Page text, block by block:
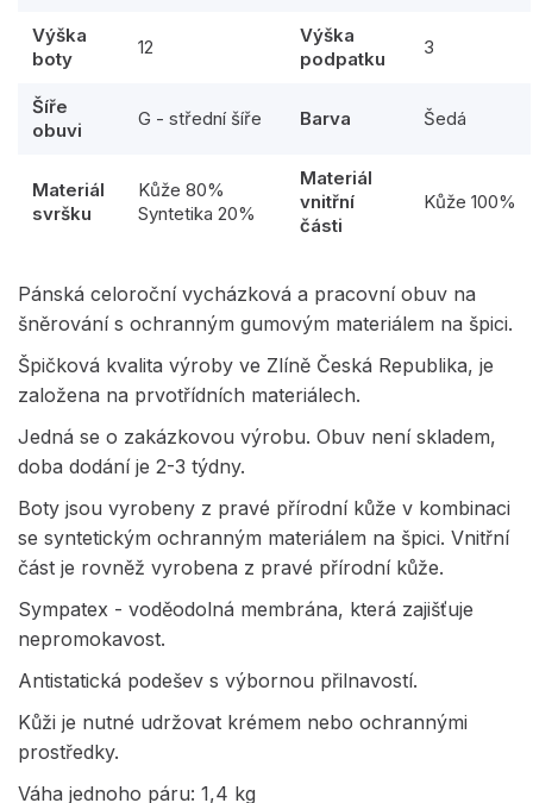
Výška
boty
12
Výška
podpatku
3
Šíře
obuvi
G - střední šíře Barva Šedá
Materiál
svršku
Kůže 80%
Syntetika 20%
Materiál
vnitřní
části
Kůže 100%
Pánská celoroční vycházková a pracovní obuv na
šněrování s ochranným gumovým materiálem na špici.
Špičková kvalita výroby ve Zlíně Česká Republika, je
založena na prvotřídních materiálech.
Jedná se o zakázkovou výrobu. Obuv není skladem,
doba dodání je 2-3 týdny.
Boty jsou vyrobeny z pravé přírodní kůže v kombinaci
se syntetickým ochranným materiálem na špici. Vnitřní
část je rovněž vyrobena z pravé přírodní kůže.
Sympatex - voděodolná membrána, která zajišťuje
nepromokavost.
Antistatická podešev s výbornou přilnavostí.
Kůži je nutné udržovat krémem nebo ochrannými
prostředky.
Váha jednoho páru: 1,4 kg